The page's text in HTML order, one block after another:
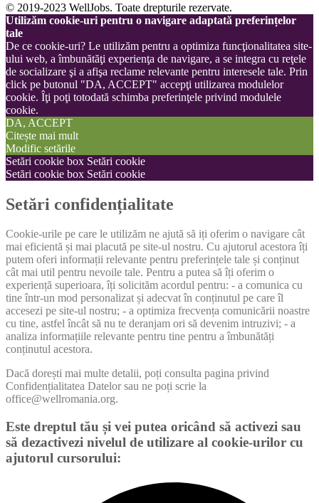
© 2019-2023 WellJobs. Toate drepturile rezervate.
Utilizăm cookie-uri pentru o navigare adaptată preferințelor
tale
De ce cookie-uri? Le utilizăm pentru a optimiza funcţionalitatea site-
ului web, a îmbunătăţi experienţa de navigare, a se integra cu reţele
de socializare şi a afişa reclame relevante pentru interesele tale. Prin
click pe butonul "DA, ACCEPT" accepţi utilizarea modulelor
cookie. Îţi poţi totodată schimba preferinţele privind modulele
cookie.
DA, ACCEPT
Citește mai mult
Modific setările
Setări cookie box Setări cookie
Setări cookie box Setări cookie
Setări confidențialitate
Cookie-urile pe care le utilizăm ne ajută să iți oferim o navigare cât
mai eficientă și mai placută pe site-ul nostru. Cu ajutorul acestora îți
putem oferi informații relevante pentru preferințele tale și conținut
cât mai util pentru nevoile tale. Pentru a putea să îți oferim o
experiență superioara, îți solicităm acordul pentru: - a comunica cu
tine într-un mod personalizat și adecvat în conținutul pe care îl
accesezi pe site-ul nostru; - a optimiza frecvența comunicării noastre
cu tine, astfel încât să nu te deranjam ori să devenim intruzivi; - a
analiza informațiile relevante pentru tine pentru a îmbunătăți
conținutul acestora.
Dacă dorești mai multe detalii, poți consulta pagina privind
Confidențialitatea Datelor sau ne poți scrie la
office@wellromania.org.
Este dreptul tău și vei putea oricând să activezi sau
să dezactivezi nivelul de utilizare al cookie-urilor cu
ajutorul cursorului: